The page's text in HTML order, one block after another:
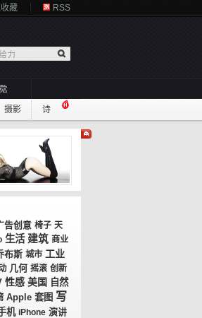
藏 RSS
摄影 诗
告创意 椅子 天
生活 建筑 商业
布斯 城市 工业
几何 摇滚 创新
性感 美国 自然
Apple 套图 写
机 iPhone 演讲